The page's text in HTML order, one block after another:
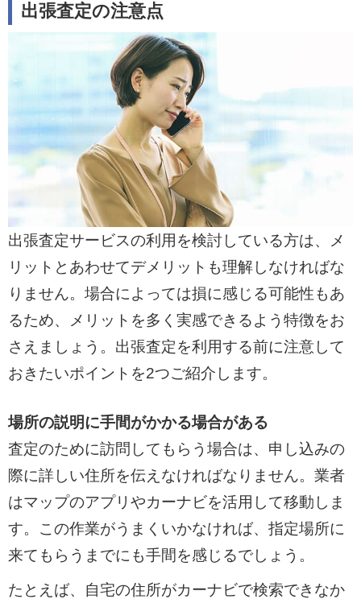
出張査定の注意点
出張査定サービスの利用を検討している方は、メ
リットとあわせてデメリットも理解しなければな
りません。場合によっては損に感じる可能性もあ
るため、メリットを多く実感できるよう特徴をお
さえましょう。出張査定を利用する前に注意して
おきたいポイントを2つご紹介します。
場所の説明に手間がかかる場合がある
査定のために訪問してもらう場合は、申し込みの
際に詳しい住所を伝えなければなりません。業者
はマップのアプリやカーナビを活用して移動しま
す。この作業がうまくいかなければ、指定場所に
来てもらうまでにも手間を感じるでしょう。
たとえば、自宅の住所がカーナビで検索できなか